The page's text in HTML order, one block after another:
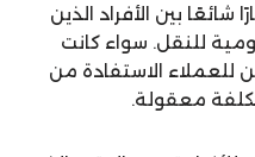
شائعًا بين الأفراد الذين
للنقل. سواء كانت
الاستفادة من
معقولة.